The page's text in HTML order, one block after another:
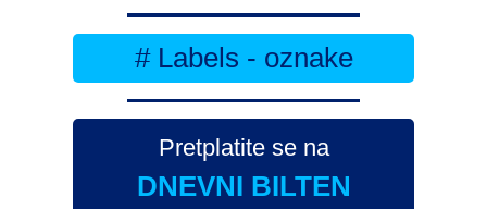
# Labels - oznake
Pretplatite se na
DNEVNI BILTEN